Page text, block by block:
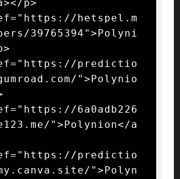
p>
hetspel.m
39765394">Polyni
predictio
">Polynio
6a0adb226
">Polynion</a
predictio
">Polyn